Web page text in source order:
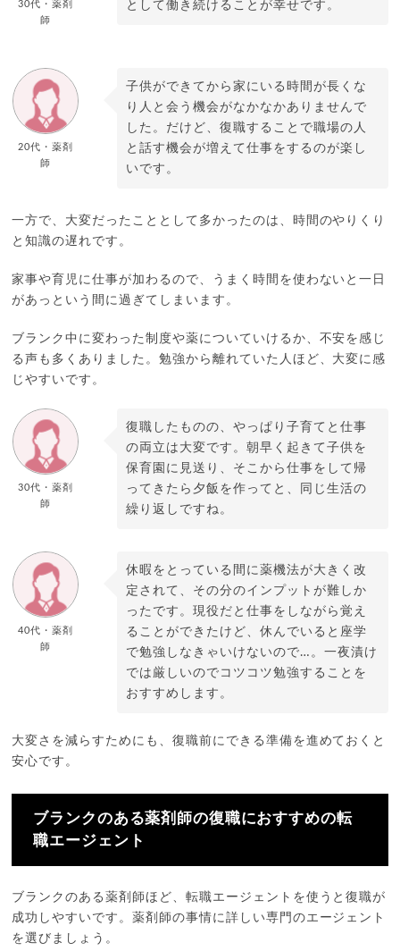
30代・薬剤
師
として働き続けることが幸せです。
20代・薬剤
師
子供ができてから家にいる時間が長くな
り人と会う機会がなかなかありませんで
した。だけど、復職することで職場の人
と話す機会が増えて仕事をするのが楽し
いです。
一方で、大変だったこととして多かったのは、時間のやりくり
と知識の遅れです。
家事や育児に仕事が加わるので、うまく時間を使わないと一日
があっという間に過ぎてしまいます。
ブランク中に変わった制度や薬についていけるか、不安を感じ
る声も多くありました。勉強から離れていた人ほど、大変に感
じやすいです。
30代・薬剤
師
復職したものの、やっぱり子育てと仕事
の両立は大変です。朝早く起きて子供を
保育園に見送り、そこから仕事をして帰
ってきたら夕飯を作ってと、同じ生活の
繰り返しですね。
40代・薬剤
師
休暇をとっている間に薬機法が大きく改
定されて、その分のインプットが難しか
ったです。現役だと仕事をしながら覚え
ることができたけど、休んでいると座学
で勉強しなきゃいけないので…。一夜漬け
では厳しいのでコツコツ勉強することを
おすすめします。
大変さを減らすためにも、復職前にできる準備を進めておくと
安心です。
ブランクのある薬剤師の復職におすすめの転
職エージェント
ブランクのある薬剤師ほど、転職エージェントを使うと復職が
成功しやすいです。薬剤師の事情に詳しい専門のエージェント
を選びましょう。